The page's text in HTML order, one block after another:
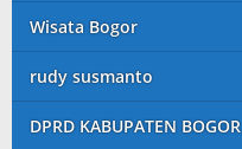
Wisata Bogor
rudy susmanto
DPRD KABUPATEN BOGOR